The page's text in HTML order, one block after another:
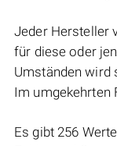
Jeder Hersteller
für diese oder
Umständen wird
Im umgekehrten
Es gibt 256